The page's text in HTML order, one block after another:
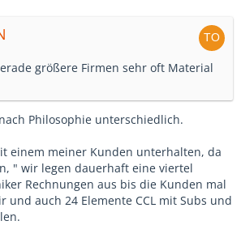
größere Firmen sehr oft Material
Philosophie unterschiedlich.
einem meiner Kunden unterhalten, da
" wir legen dauerhaft eine viertel
Rechnungen aus bis die Kunden mal
und auch 24 Elemente CCL mit Subs und